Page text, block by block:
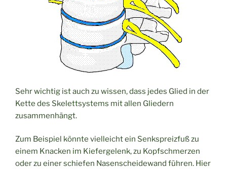
Sehr wichtig ist auch zu wissen, dass jedes Glied in der
Kette des Skelettsystems mit allen Gliedern
zusammenhängt.
Zum Beispiel könnte vielleicht ein Senkspreizfuß zu
einem Knacken im Kiefergelenk, zu Kopfschmerzen
oder zu einer schiefen Nasenscheidewand führen. Hier